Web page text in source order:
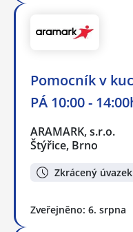
Pomocník v
PÁ 10:00 -
ARAMARK, s.r.o.
Štýřice, Brno
Zkrácený úvazek
Zveřejněno: 6. srpna